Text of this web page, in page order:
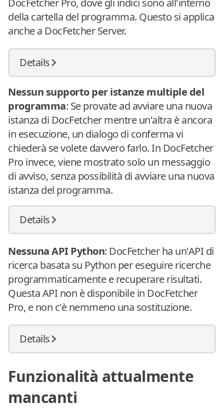
DocFetcher Pro, dove gli indici sono all'interno
della cartella del programma. Questo si applica
anche a DocFetcher Server.
Details
Nessun supporto per istanze multiple del
programma: Se provate ad avviare una nuova
istanza di DocFetcher mentre un'altra è ancora
in esecuzione, un dialogo di conferma vi
chiederà se volete davvero farlo. In DocFetcher
Pro invece, viene mostrato solo un messaggio
di avviso, senza possibilità di avviare una nuova
istanza del programma.
Details
Nessuna API Python: DocFetcher ha un'API di
ricerca basata su Python per eseguire ricerche
programmaticamente e recuperare risultati.
Questa API non è disponibile in DocFetcher
Pro, e non c'è nemmeno una sostituzione.
Details
Funzionalità attualmente
mancanti